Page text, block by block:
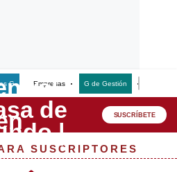
G Empresas G de Gestión
SUSCRÍBETE
SUSCRIPTORES